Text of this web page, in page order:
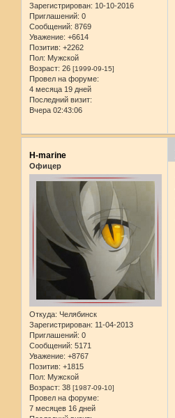
Зарегистрирован: 10-10-2016
Приглашений: 0
Сообщений: 8769
Уважение: +6614
Позитив: +2262
Пол: Мужской
Возраст: 26 [1999-09-15]
Провел на форуме:
4 месяца 19 дней
Последний визит:
Вчера 02:43:06
H-marine
Офицер
Откуда: Челябинск
Зарегистрирован: 11-04-2013
Приглашений: 0
Сообщений: 5171
Уважение: +8767
Позитив: +1815
Пол: Мужской
Возраст: 38 [1987-09-10]
Провел на форуме:
7 месяцев 16 дней